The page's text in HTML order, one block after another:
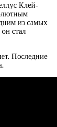
Клей-
из самых
стал
Последние